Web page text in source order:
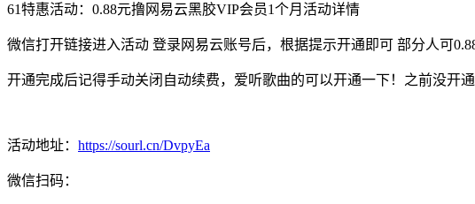
61特惠活动：0.88元撸网易云黑胶VIP会员1个月活动详情
微信打开链接进入活动 登录网易云账号后，根据提示开通即可 部分人可
开通完成后记得手动关闭自动续费，爱听歌曲的可以开通一下！之前没开通
活动地址： https://sourl.cn/DvpyEa
微信扫码：